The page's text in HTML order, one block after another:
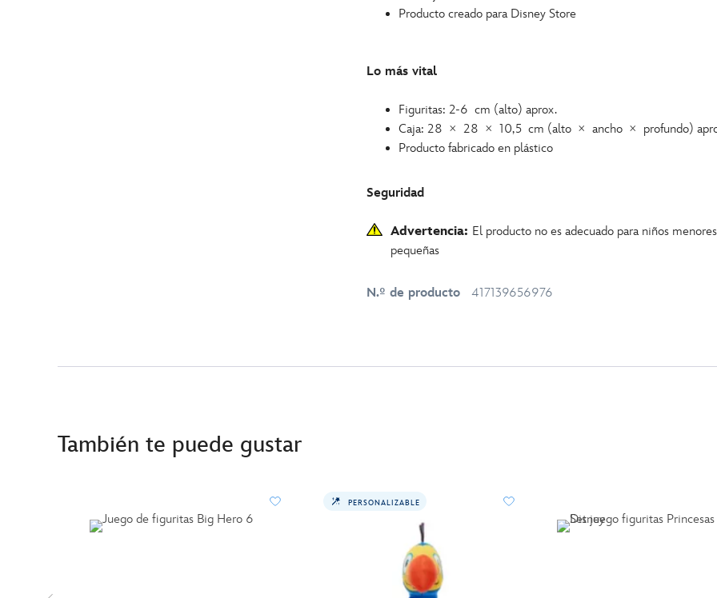
Producto creado para Disney Store
Lo más vital
Figuritas: 2-6 cm (alto) aprox.
Caja: 28 × 28 × 10,5 cm (alto × ancho × profundo)
Producto fabricado en plástico
Seguridad
Advertencia: El producto no es adecuado para niños
pequeñas
N.º de producto 417139656976
También te puede gustar
PERSONALIZABLE